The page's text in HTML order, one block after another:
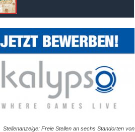
Stellenanzeige: Freie Stellen an sechs Standorten von